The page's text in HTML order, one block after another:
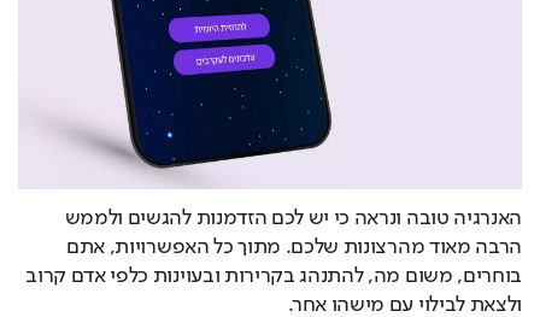
ולצאת לבילוי עם מישהו אחר.